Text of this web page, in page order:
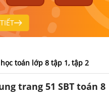
toán lớp 8 tập 1, tập 2
trang 51 SBT toán 8